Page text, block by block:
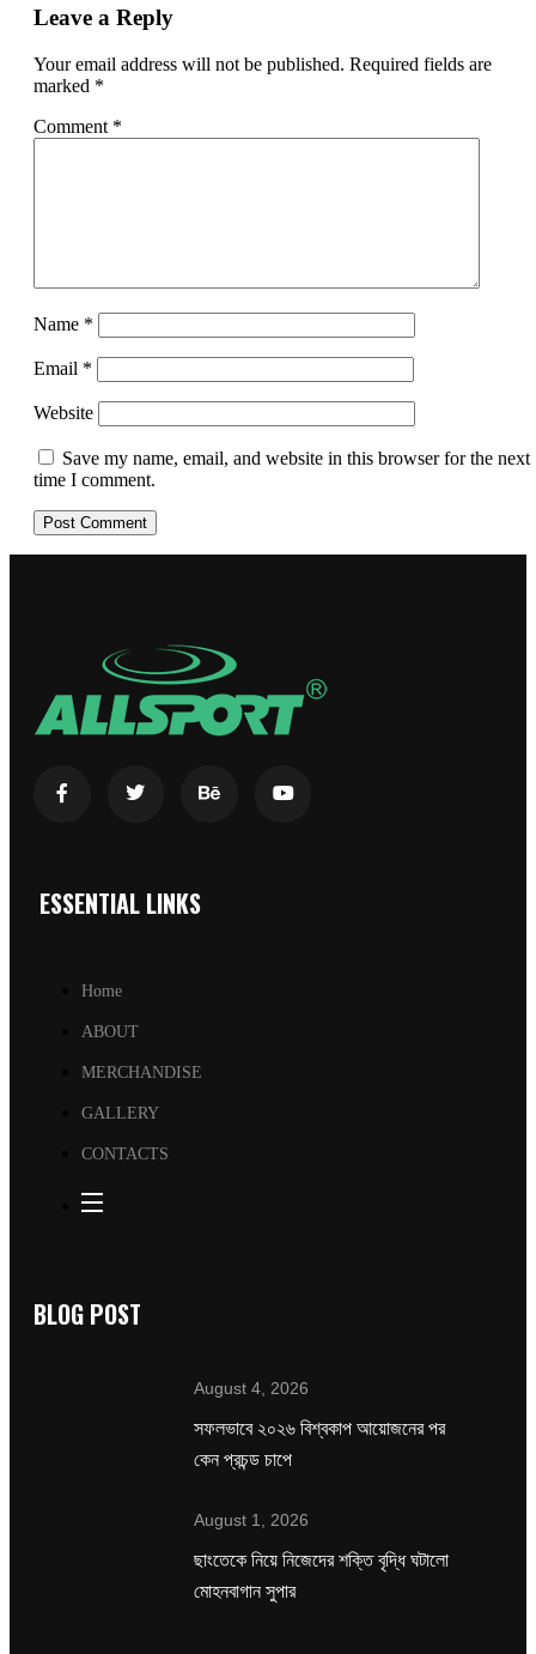
Leave a Reply
Your email address will not be published. Required fields are
marked *
Comment *
Name *
Email *
Website
Save my name, email, and website in this browser for the next
time I comment.
ESSENTIAL LINKS
Home
ABOUT
MERCHANDISE
GALLERY
CONTACTS
BLOG POST
August 4, 2026
সফলভাবে ২০২৬ বিশ্বকাপ আয়োজনের পর
কেন প্রচন্ড চাপে
August 1, 2026
ছাংতেকে নিয়ে নিজেদের শক্তি বৃদ্ধি ঘটালো
মোহনবাগান সুপার